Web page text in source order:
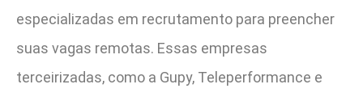
especializadas em recrutamento para preencher
suas vagas remotas. Essas empresas
terceirizadas, como a Gupy, Teleperformance e